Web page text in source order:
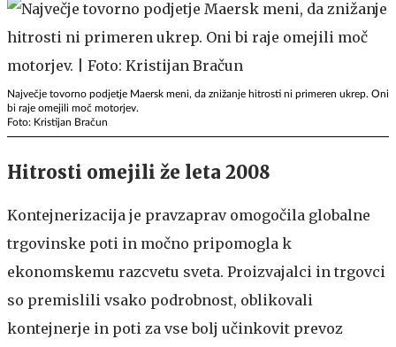
Največje tovorno podjetje Maersk meni, da znižanje hitrosti ni primeren ukrep. Oni
bi raje omejili moč motorjev.
Foto: Kristijan Bračun
Hitrosti omejili že leta 2008
Kontejnerizacija je pravzaprav omogočila globalne
trgovinske poti in močno pripomogla k
ekonomskemu razcvetu sveta. Proizvajalci in trgovci
so premislili vsako podrobnost, oblikovali
kontejnerje in poti za vse bolj učinkovit prevoz